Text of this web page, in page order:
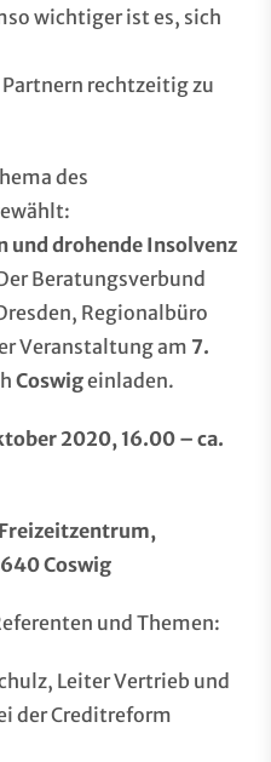
wichtiger ist es, sich
rechtzeitig zu
des
und drohende Insolvenz
Beratungsverbund
Regionalbüro
Veranstaltung am 7.
Coswigeinladen.
2020, 16.00 – ca.
Coswig
und Themen:
Leiter Vertrieb und
der Creditreform